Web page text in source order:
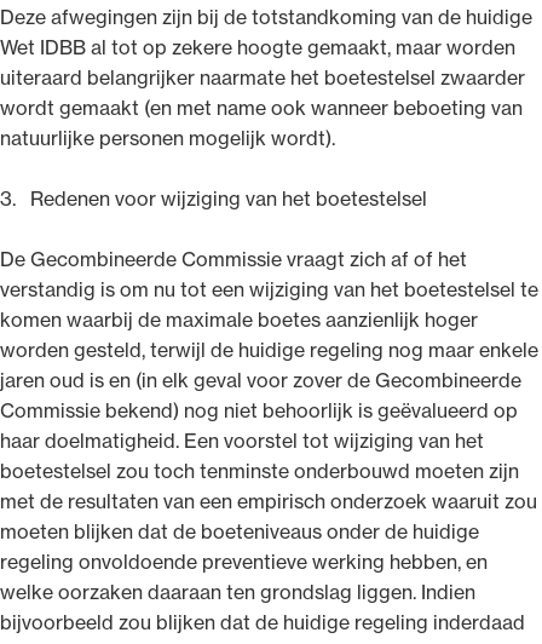
Deze afwegingen zijn bij de totstandkoming van de huidige
Wet IDBB al tot op zekere hoogte gemaakt, maar worden
uiteraard belangrijker naarmate het boetestelsel zwaarder
wordt gemaakt (en met name ook wanneer beboeting van
natuurlijke personen mogelijk wordt).
3. Redenen voor wijziging van het boetestelsel
De Gecombineerde Commissie vraagt zich af of het
verstandig is om nu tot een wijziging van het boetestelsel te
komen waarbij de maximale boetes aanzienlijk hoger
worden gesteld, terwijl de huidige regeling nog maar enkele
jaren oud is en (in elk geval voor zover de Gecombineerde
Commissie bekend) nog niet behoorlijk is geëvalueerd op
haar doelmatigheid. Een voorstel tot wijziging van het
boetestelsel zou toch tenminste onderbouwd moeten zijn
met de resultaten van een empirisch onderzoek waaruit zou
moeten blijken dat de boeteniveaus onder de huidige
regeling onvoldoende preventieve werking hebben, en
welke oorzaken daaraan ten grondslag liggen. Indien
bijvoorbeeld zou blijken dat de huidige regeling inderdaad